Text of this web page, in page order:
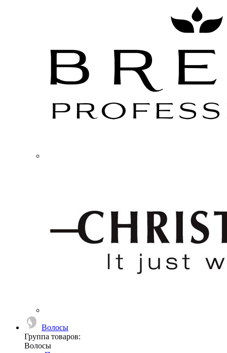
Волосы
Группа товаров:
Волосы